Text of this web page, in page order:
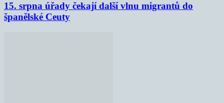
15. srpna úřady čekají další vlnu migrantů do
španělské Ceuty